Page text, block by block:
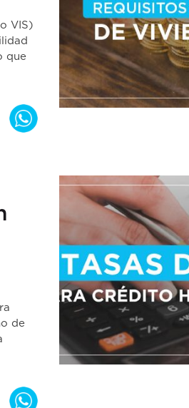
VIS)
que
de